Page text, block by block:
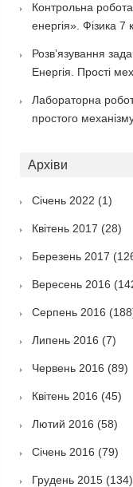
Контрольна
енергія». Фізика 7
Розв’язування
Енергія. Прості
Лабораторна
простого
Архіви
Січень 2022 (1)
Квітень 2017 (28)
Березень 2017
Вересень 2016
Серпень 2016
Липень 2016 (7)
Червень 2016 (89)
Квітень 2016 (45)
Лютий 2016 (58)
Січень 2016 (79)
Грудень 2015(134)